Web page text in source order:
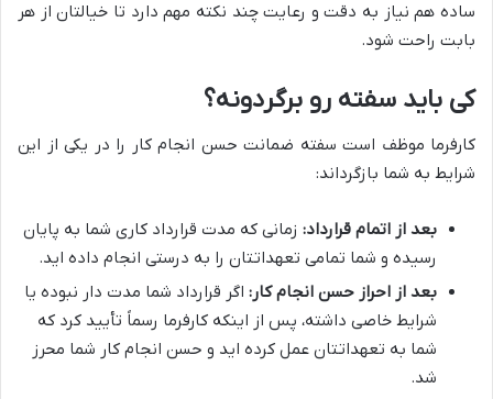
ساده هم نیاز به دقت و رعایت چند نکته مهم دارد تا خیالتان از هر
بابت راحت شود.
کی باید سفته رو برگردونه؟
کارفرما موظف است سفته ضمانت حسن انجام کار را در یکی از این
شرایط به شما بازگرداند:
بعد از اتمام قرارداد: زمانی که مدت قرارداد کاری شما به پایان
رسیده و شما تمامی تعهداتتان را به درستی انجام داده اید.
بعد از احراز حسن انجام کار: اگر قرارداد شما مدت دار نبوده یا
شرایط خاصی داشته، پس از اینکه کارفرما رسماً تأیید کرد که
شما به تعهداتتان عمل کرده اید و حسن انجام کار شما محرز
شد.